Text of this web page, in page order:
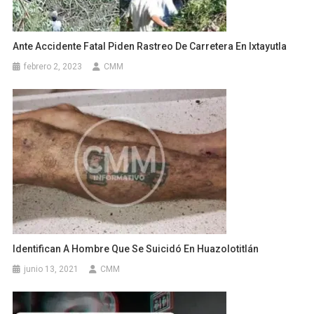
Ante Accidente Fatal Piden Rastreo De Carretera En Ixtayutla
febrero 2, 2023 CMM
Identifican A Hombre Que Se Suicidó En Huazolotitlán
junio 13, 2021 CMM